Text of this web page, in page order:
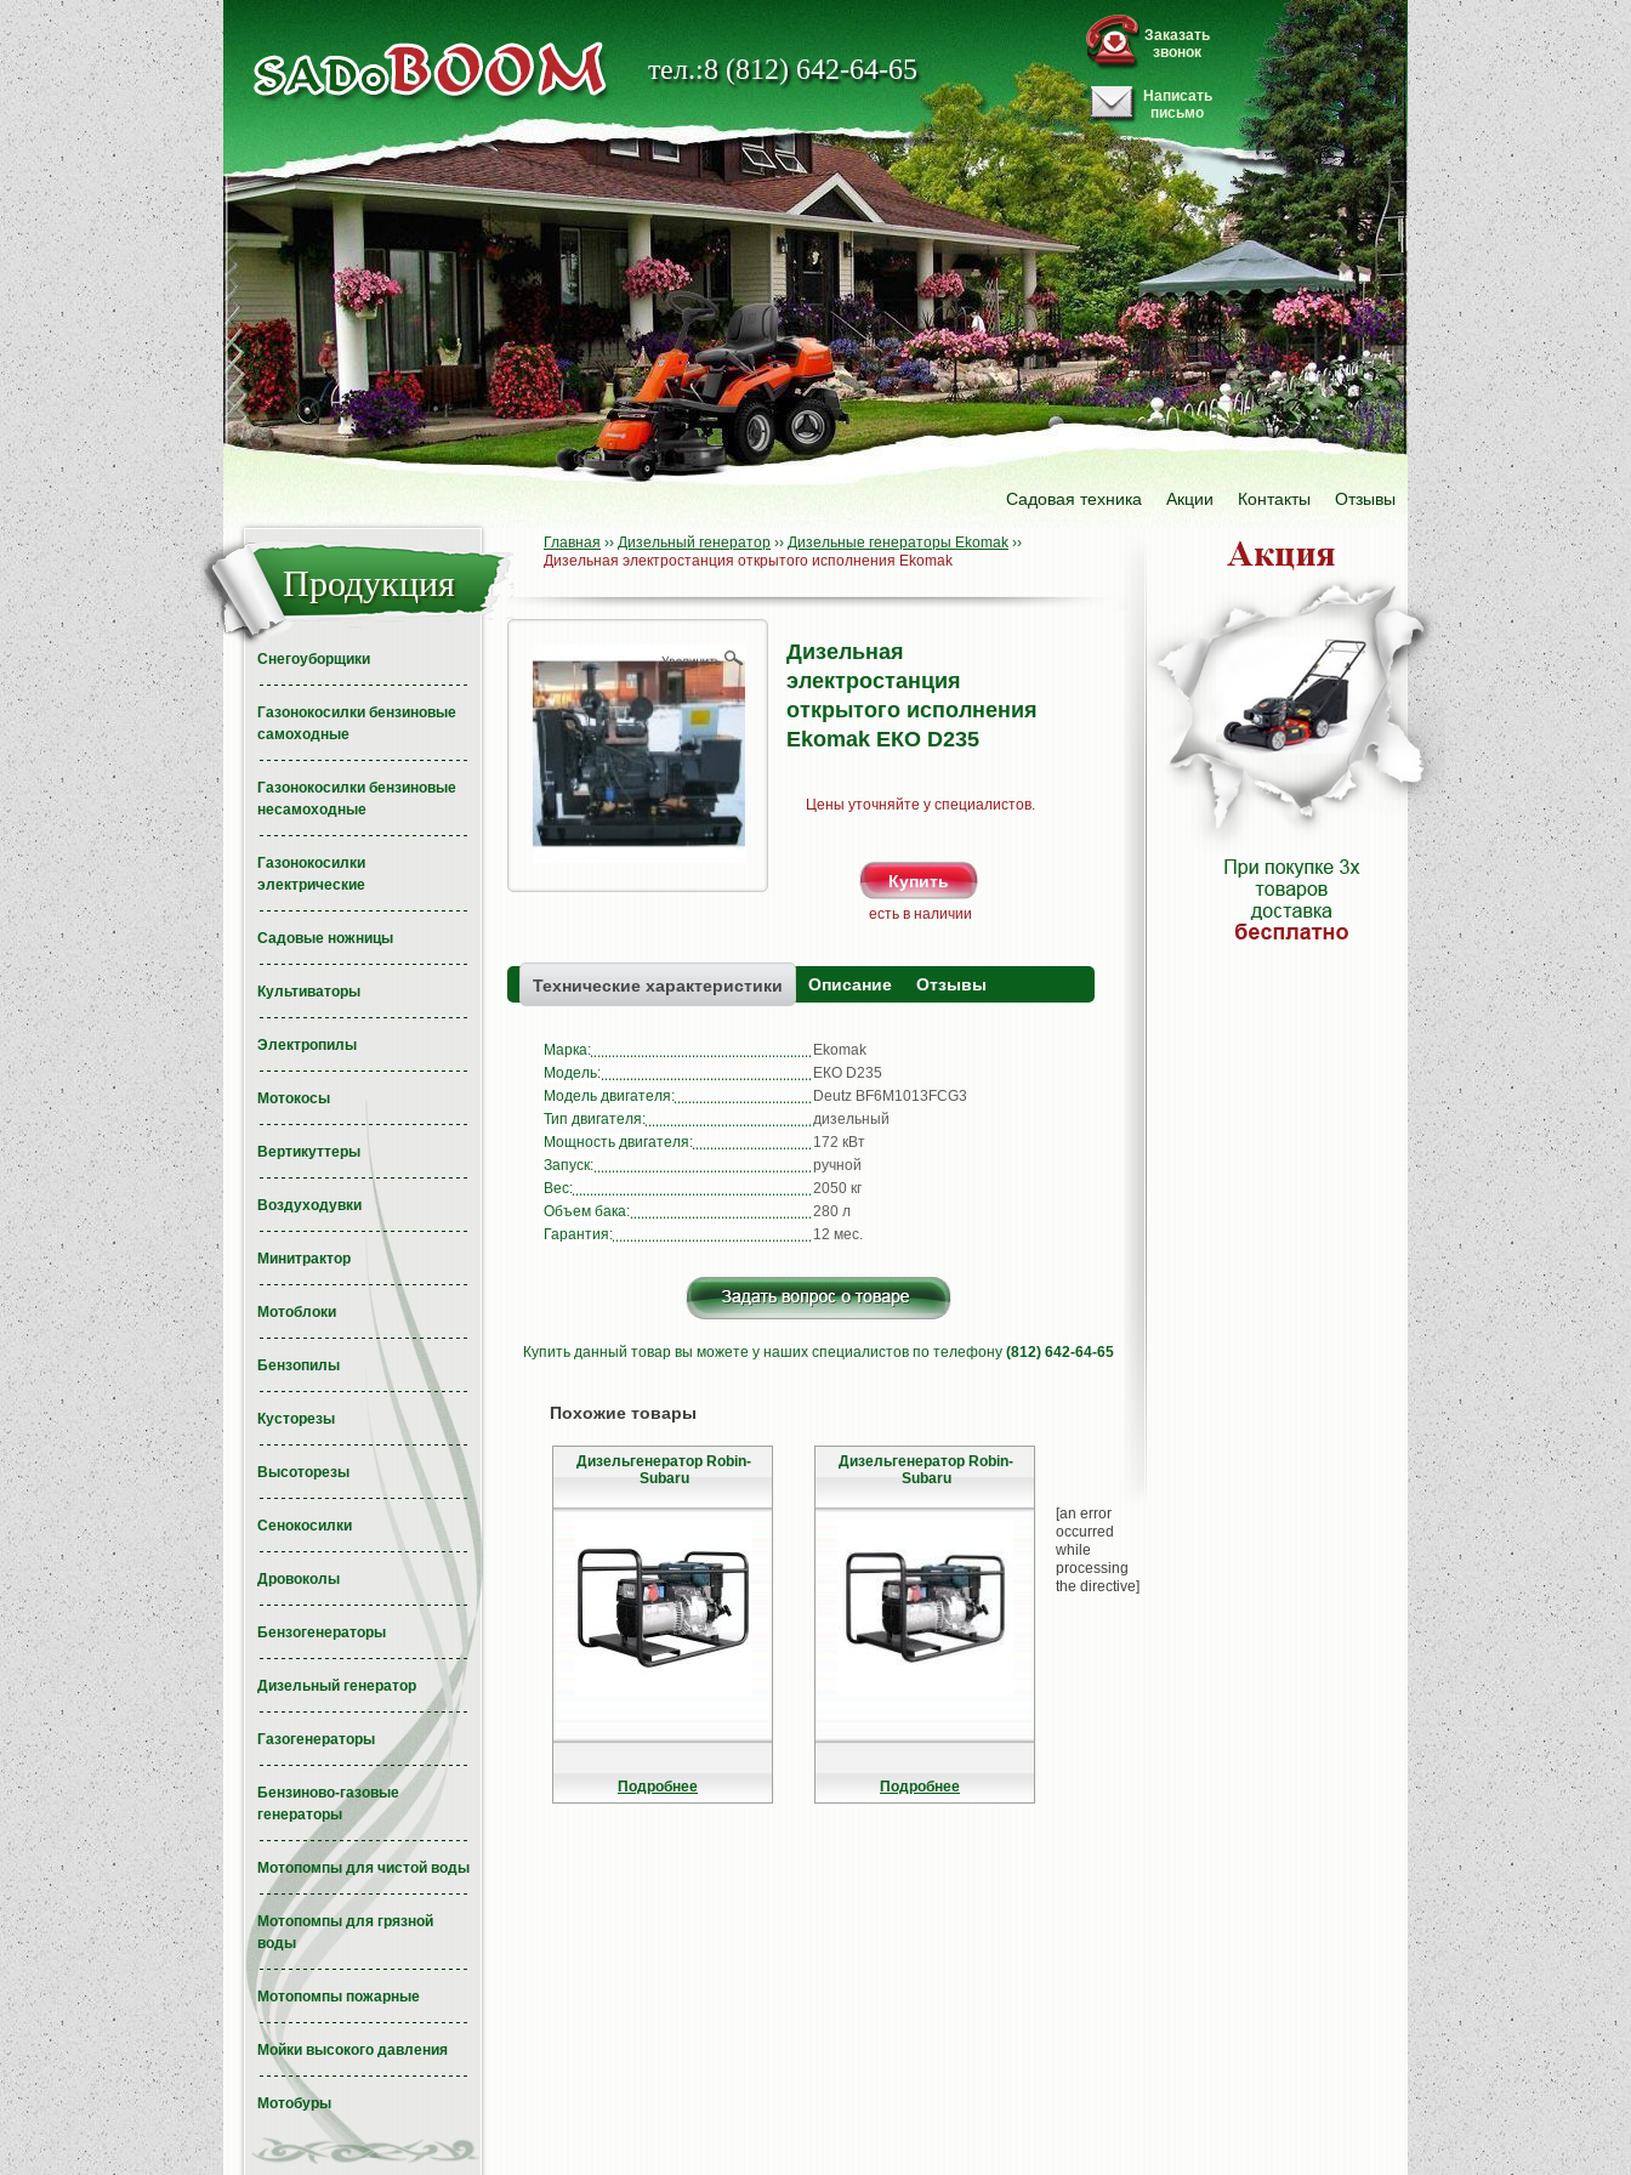
тел.:8 (812) 642-64-65
Заказать
звонок
Написать
письмо
Садовая техника Акции Контакты Отзывы
Главная ›› Дизельный генератор ›› Дизельные генераторы Ekomak ››
Дизельная электростанция открытого исполнения Ekomak
Дизельная
электростанция
открытого исполнения
Ekomak ЕКО D235
Цены уточняйте у специалистов.
есть в наличии
Технические характеристики Описание Отзывы
Марка:
Ekomak
Модель:
ЕКО D235
Модель двигателя:
Deutz BF6M1013FCG3
Тип двигателя:
дизельный
Мощность двигателя:
172 кВт
Запуск:
ручной
Вес:
2050 кг
Объем бака:
280 л
Гарантия:
12 мес.
Купить данный товар вы можете у наших специалистов по телефону (812) 642-64-65
Похожие товары
Дизельгенератор Robin-
Subaru
Подробнее
Дизельгенератор Robin-
Subaru
Подробнее
[an error
occurred
while
processing
the directive]
Продукция
Снегоуборщики
Газонокосилки бензиновые
самоходные
Газонокосилки бензиновые
несамоходные
Газонокосилки
электрические
Садовые ножницы
Культиваторы
Электропилы
Мотокосы
Вертикуттеры
Воздуходувки
Минитрактор
Мотоблоки
Бензопилы
Кусторезы
Высоторезы
Сенокосилки
Дровоколы
Бензогенераторы
Дизельный генератор
Газогенераторы
Бензиново-газовые
генераторы
Мотопомпы для чистой воды
Мотопомпы для грязной
воды
Мотопомпы пожарные
Мойки высокого давления
Мотобуры